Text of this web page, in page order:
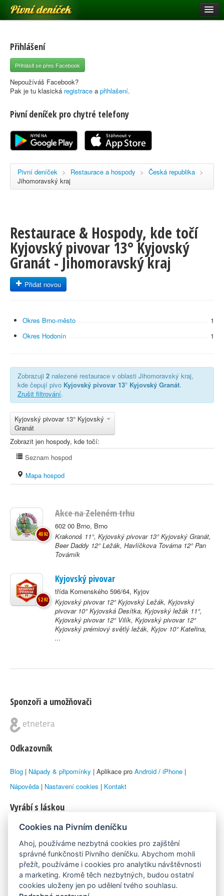
Pivní deníček
Pivní mapa
Pivní značky
Nápověda
Registrace
Přihlášení
Přihlásit se přes Facebook
Nepoužíváš Facebook?
Pak je tu klasická registrace a přihlašení.
Pivní deníček pro chytré telefony
Pivní deníček > Restaurace a hospody > Česká republika >
Jihomoravský kraj
Restaurace & Hospody, kde točí
Kyjovský pivovar 13° Kyjovský
Granát - Jihomoravský kraj
Přidat novou
Okres Brno-město
1
Okres Hodonín
1
Zobrazuji 2 nalezené restaurace v oblasti Jihomoravský kraj,
kde čepují pivo Kyjovský pivovar 13° Kyjovský Granát.
Zrušit filtrování.
Kyjovský pivovar 13° Kyjovský
Granát
Zobrazit jen hospody, kde točí:
Seznam hospod
Mapa hospod
Akce na Zeleném trhu
602 00 Brno, Brno
Krakonoš 11°, Kyjovský pivovar 13° Kyjovský Granát,
Beer Daddy 12° Ležák, Havlíčkova Továrna 12° Pan
Továrník
40 Kč
Kyjovský pivovar
třída Komenského 596/64, Kyjov
Kyjovský pivovar 12° Kyjovský Ležák, Kyjovský
pivovar 10° Kyjovská Desítka, Kyjovský ležák 11°,
Kyjovský pivovar 12° Vilík, Kyjovský pivovar 12°
Kyjovský prémiový světlý ležák, Kyjov 10° Kateřina,
...
52 Kč
Sponzoři a umožňovači
Odkazovník
Blog | Nápady & připomínky | Aplikace pro Android / iPhone |
Nápověda | Nastavení cookies | Kontakt
Vyrábí s láskou
© 2010–2026 byLukáš Zemanaka Emka
Máme rádi
Pivní.info
Cookies na Pivním deníčku
Ahoj, používáme nezbytná cookies pro zajištění
správné funkčnosti Pivního deníčku. Abychom mohli
přežít, používáme i cookies pro analytiku návštěvnosti
a marketing. Kromě těch nezbytných, budou ostatní
cookies uloženy jen po udělení tvého souhlasu.